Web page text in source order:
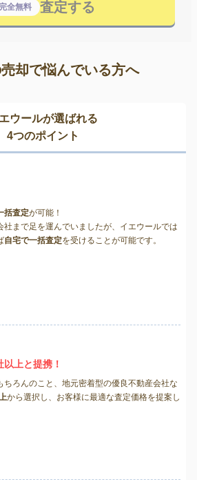
完全無料 査定する
却で悩んでいる方へ
ウールが選ばれる
4つのポイント
括査定が可能！
社まで足を運んでいましたが、イエウールでは
自宅で一括査定を受けることが可能です。
上と提携！
ちろんのこと、地元密着型の優良不動産会社な
から選択し、お客様に最適な査定価格を提案し